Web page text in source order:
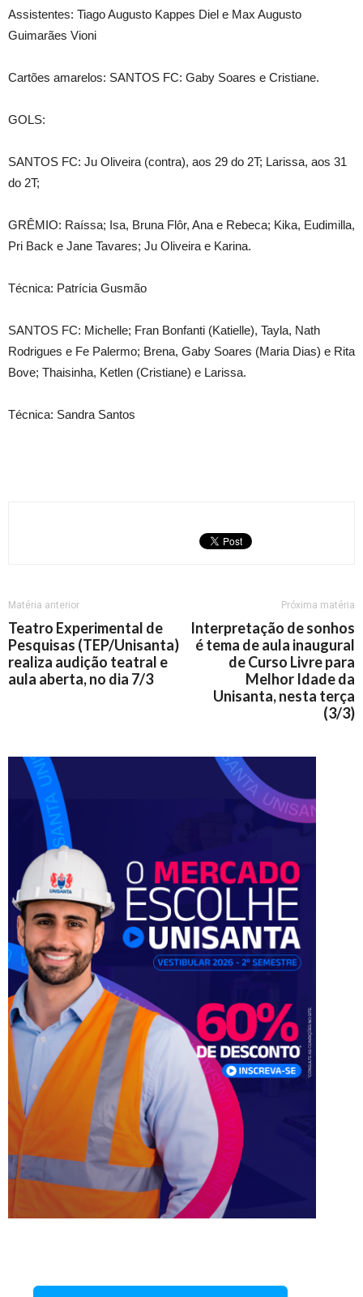
Assistentes: Tiago Augusto Kappes Diel e Max Augusto
Guimarães Vioni
Cartões amarelos: SANTOS FC: Gaby Soares e Cristiane.
GOLS:
SANTOS FC: Ju Oliveira (contra), aos 29 do 2T; Larissa, aos 31
do 2T;
GRÊMIO: Raíssa; Isa, Bruna Flôr, Ana e Rebeca; Kika, Eudimilla,
Pri Back e Jane Tavares; Ju Oliveira e Karina.
Técnica: Patrícia Gusmão
SANTOS FC: Michelle; Fran Bonfanti (Katielle), Tayla, Nath
Rodrigues e Fe Palermo; Brena, Gaby Soares (Maria Dias) e Rita
Bove; Thaisinha, Ketlen (Cristiane) e Larissa.
Técnica: Sandra Santos
Matéria anterior
Teatro Experimental de
Pesquisas (TEP/Unisanta)
realiza audição teatral e
aula aberta, no dia 7/3
Próxima matéria
Interpretação de sonhos
é tema de aula inaugural
de Curso Livre para
Melhor Idade da
Unisanta, nesta terça
(3/3)